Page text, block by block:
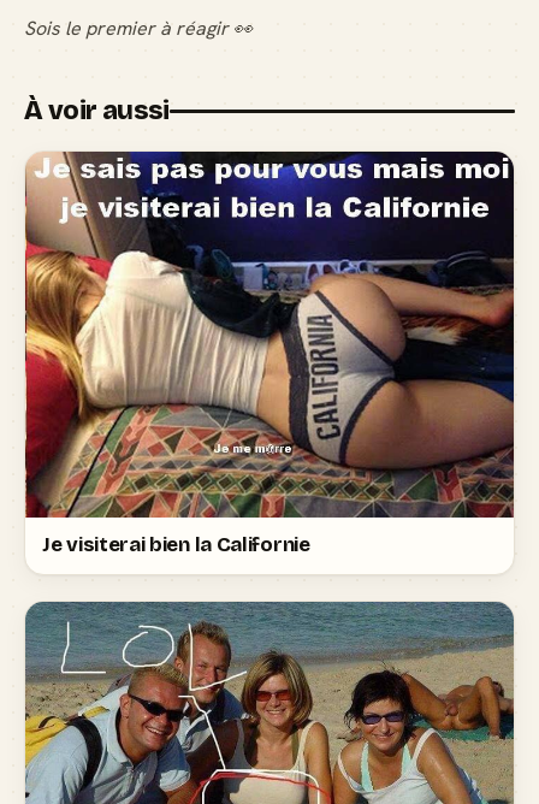
Sois le premier à réagir 👀
À voir aussi
Je visiterai bien la Californie